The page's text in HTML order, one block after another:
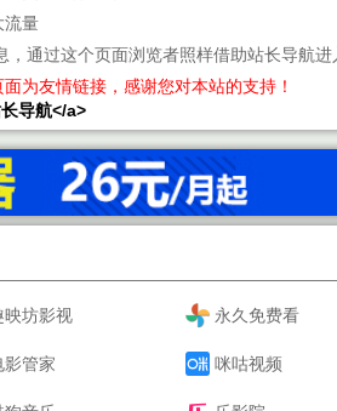
流量
通过这个页面浏览者照样借助站长导航进
为友情链接，感谢您对本站的支持！
导航</a>
映坊影视 永久免费看
影管家 咪咕视频